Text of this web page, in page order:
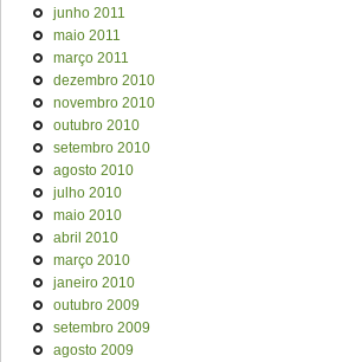
junho 2011
maio 2011
março 2011
dezembro 2010
novembro 2010
outubro 2010
setembro 2010
agosto 2010
julho 2010
maio 2010
abril 2010
março 2010
janeiro 2010
outubro 2009
setembro 2009
agosto 2009